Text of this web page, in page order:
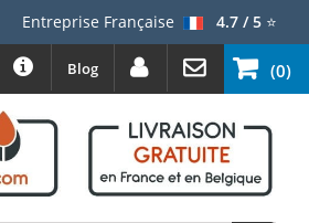
Entreprise Française 4.7 / 5⭐
(0)
Blog